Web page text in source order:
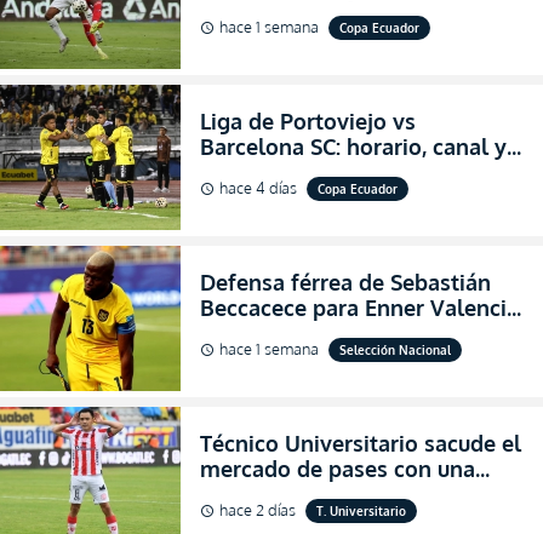
VIVO los octavos de final de la
Copa Ecuador 2026
schedule hace 1 semana Copa Ecuador
Liga de Portoviejo vs
Barcelona SC: horario, canal y
dónde ver EN VIVO los octavos
de final de la Copa Ecuador
schedule hace 4 días Copa Ecuador
Defensa férrea de Sebastián
Beccacece para Enner Valencia
al indicar que era el hombre
indicado para Ecuador
schedule hace 1 semana Selección Nacional
Técnico Universitario sacude el
mercado de pases con una
verdadera revolución para
asegurar la permanencia
schedule hace 2 días T. Universitario